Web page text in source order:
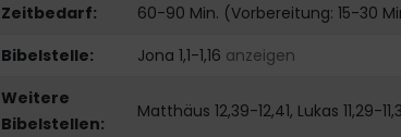
Zeitbedarf:
60-90 Min. (Vorbereitung: 15-30
Bibelstelle:
Jona 1,1-1,16 anzeigen
Weitere
Bibelstellen:
Matthäus 12,39-12,41, Lukas 11,29-